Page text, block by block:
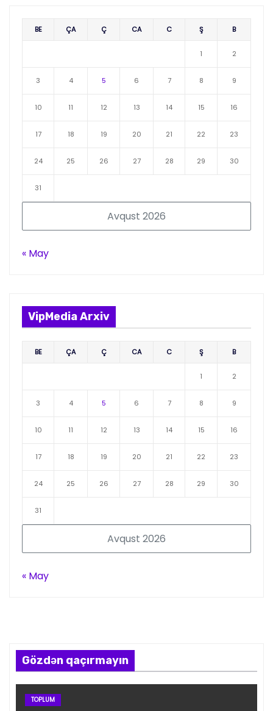
Avqust 2026
BE ÇA Ç CA C Ş B
1 2
3 4 5 6 7 8 9
10 11 12 13 14 15 16
17 18 19 20 21 22 23
24 25 26 27 28 29 30
31
« May
VipMedia Arxiv
Avqust 2026
BE ÇA Ç CA C Ş B
1 2
3 4 5 6 7 8 9
10 11 12 13 14 15 16
17 18 19 20 21 22 23
24 25 26 27 28 29 30
31
« May
Gözdən qaçırmayın
TOPLUM